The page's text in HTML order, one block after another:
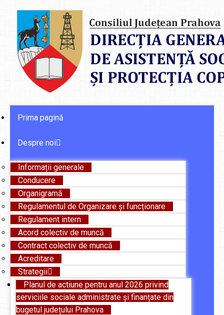
Prima pagină
Despre noi
Informații generale
Conducere
Organigramă
Regulamentul de Organizare și funcționare
Regulament intern
Acord colectiv de muncă
Contract colectiv de muncă
Acreditare
Strategii
Planul de actiune pentru anul 2026 privind
serviciile sociale administrate și finanțate din
bugetul județului Prahova